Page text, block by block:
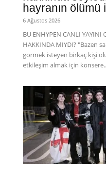
hayranın ölümü
6 Ağustos 2026
BU ENHYPEN CANLI YAYINI
HAKKINDA MIYDI? "Bazen
görmek isteyen birkaç kişi
etkileşim almak için